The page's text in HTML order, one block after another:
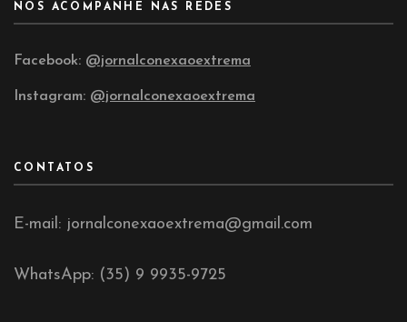
NOS ACOMPANHE NAS REDES
Facebook: @jornalconexaoextrema
Instagram: @jornalconexaoextrema
CONTATOS
E-mail: jornalconexaoextrema@gmail.com
WhatsApp: (35) 9 9935-9725